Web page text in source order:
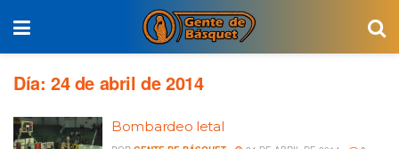
Día: 24 de abril de 2014
Bombardeo letal